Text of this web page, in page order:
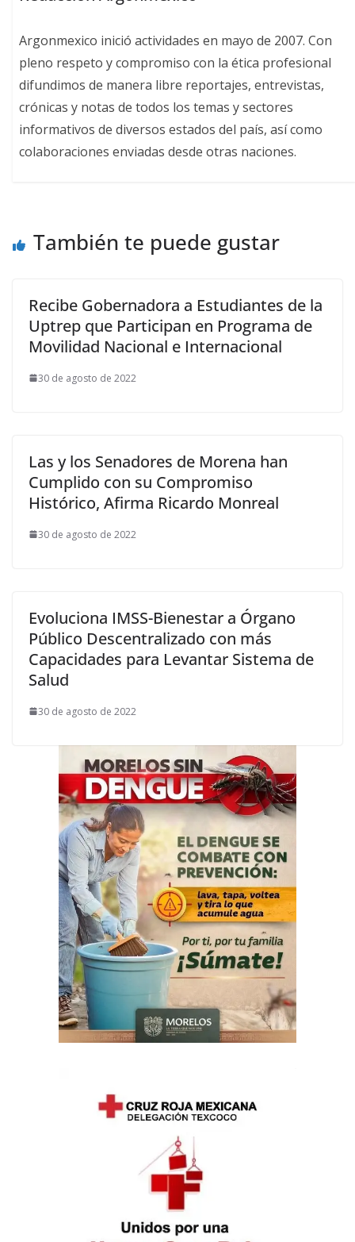
Argonmexico inició actividades en mayo de 2007. Con
pleno respeto y compromiso con la ética profesional
difundimos de manera libre reportajes, entrevistas,
crónicas y notas de todos los temas y sectores
informativos de diversos estados del país, así como
colaboraciones enviadas desde otras naciones.
También te puede gustar
Recibe Gobernadora a Estudiantes de la
Uptrep que Participan en Programa de
Movilidad Nacional e Internacional
30 de agosto de 2022
Las y los Senadores de Morena han
Cumplido con su Compromiso
Histórico, Afirma Ricardo Monreal
30 de agosto de 2022
Evoluciona IMSS-Bienestar a Órgano
Público Descentralizado con más
Capacidades para Levantar Sistema de
Salud
30 de agosto de 2022